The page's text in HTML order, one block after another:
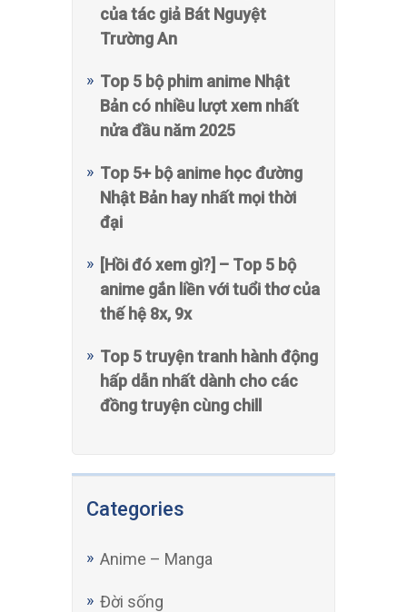
của tác giả Bát Nguyệt
Trường An
Top 5 bộ phim anime Nhật
Bản có nhiều lượt xem nhất
nửa đầu năm 2025
Top 5+ bộ anime học đường
Nhật Bản hay nhất mọi thời
đại
[Hồi đó xem gì?] – Top 5 bộ
anime gắn liền với tuổi thơ của
thế hệ 8x, 9x
Top 5 truyện tranh hành động
hấp dẫn nhất dành cho các
đồng truyện cùng chill
Categories
Anime – Manga
Đời sống